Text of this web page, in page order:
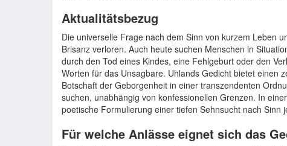
Aktualitätsbezug
Die universelle Frage nach dem Sinn von kurzem Leben
Brisanz verloren. Auch heute suchen Menschen in
durch den Tod eines Kindes, eine Fehlgeburt oder den
Worten für das Unsagbare. Uhlands Gedicht bietet einen
Botschaft der Geborgenheit in einer transzendenten
suchen, unabhängig von konfessionellen Grenzen. In
poetische Formulierung einer tiefen Sehnsucht nach Sinn
Für welche Anlässe eignet sich das